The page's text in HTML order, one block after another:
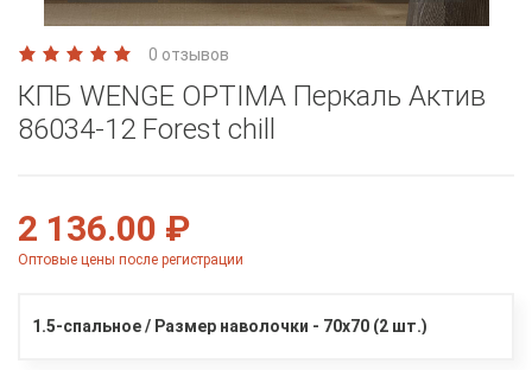
0 отзывов
КПБ WENGE OPTIMA Перкаль Актив
86034-12 Forest chill
2 136.00 ₽
Оптовые цены после регистрации
1.5-спальное / Размер наволочки - 70х70 (2 шт.)